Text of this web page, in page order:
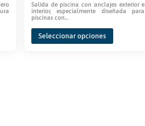
de
desde
€393,00
Salida de piscina con anclajes exterior e
interior, especialmente diseñada para
piscinas con...
Seleccionar opciones